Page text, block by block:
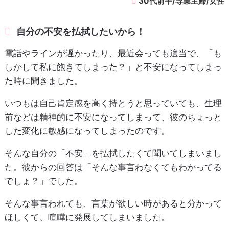
自分の不安を払拭したいから！
電話やラインが遅かったり、最近会っても適当で、「も
しかして私に飽きてしまった？」と不安になってしまっ
た時に聞きました。
いつもは自己肯定感を高く持とうと思っていても、生理
前などは精神的に不安になってしまって、彼のちょっと
した変化に敏感になってしまったのです。
そんな自分の「不安」を払拭したくて聞いてしまいまし
た。彼からの回答は「そんな事言わなくてもわかってる
でしょ？」でした。
そんな事言われても、言葉が欲しい時があると分かって
ほしくて、喧嘩に発展してしまいました。